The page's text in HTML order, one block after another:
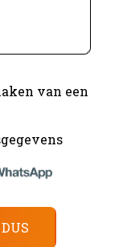
van een